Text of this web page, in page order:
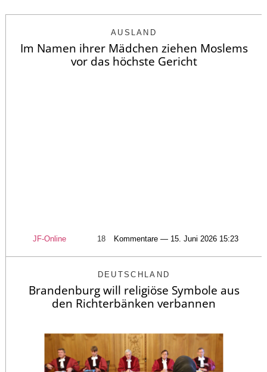
AUSLAND
Im Namen ihrer Mädchen ziehen Moslems
vor das höchste Gericht
JF-Online 18 Kommentare — 15. Juni 2026 15:23
DEUTSCHLAND
Brandenburg will religiöse Symbole aus
den Richterbänken verbannen